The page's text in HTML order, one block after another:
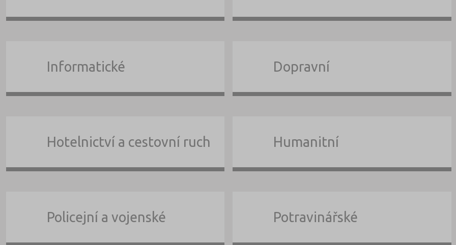
Informatické Dopravní
Hotelnictví a cestovní ruch Humanitní
Policejní a vojenské Potravinářské